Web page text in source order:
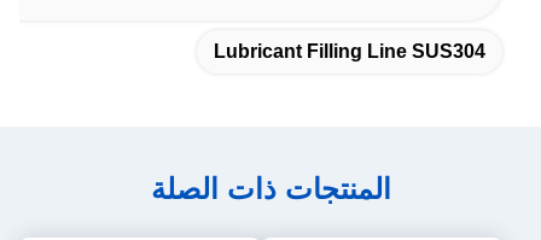
Lubricant Filling Line SUS304
المنتجات ذات الصلة